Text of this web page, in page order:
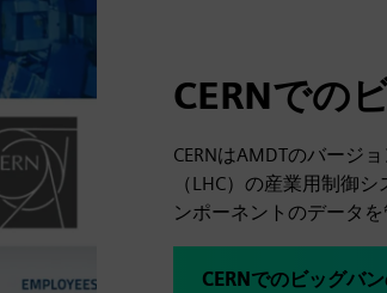
CERNでの
CERNはAMDTのバージ
（LHC）の産業用制御
ンポーネントのデータを
CERNでのビッグバ